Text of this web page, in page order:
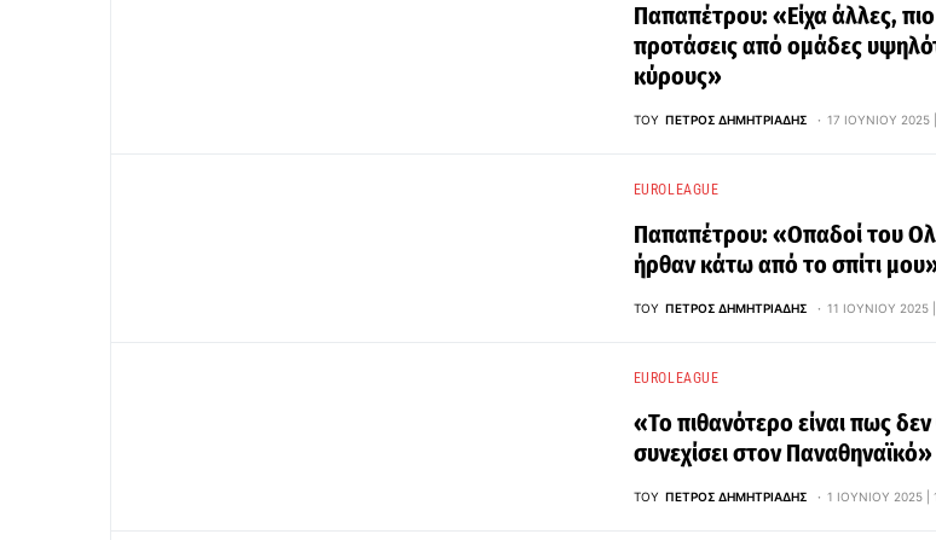
Παπαπέτρου: «Είχα άλλες, πιο
προτάσεις από ομάδες
κύρους»
ΤΟΥ ΠΈΤΡΟΣ ΔΗΜΗΤΡΙΆΔΗΣ 17 ΙΟΥΝΊΟΥ 2025
EUROLEAGUE
Παπαπέτρου: «Οπαδοί του
ήρθαν κάτω από το σπίτι
ΤΟΥ ΠΈΤΡΟΣ ΔΗΜΗΤΡΙΆΔΗΣ 11 ΙΟΥΝΊΟΥ 2025
EUROLEAGUE
«Το πιθανότερο είναι πως
συνεχίσει στον Παναθηναϊκό»
ΤΟΥ ΠΈΤΡΟΣ ΔΗΜΗΤΡΙΆΔΗΣ 1 ΙΟΥΝΊΟΥ 2025 |